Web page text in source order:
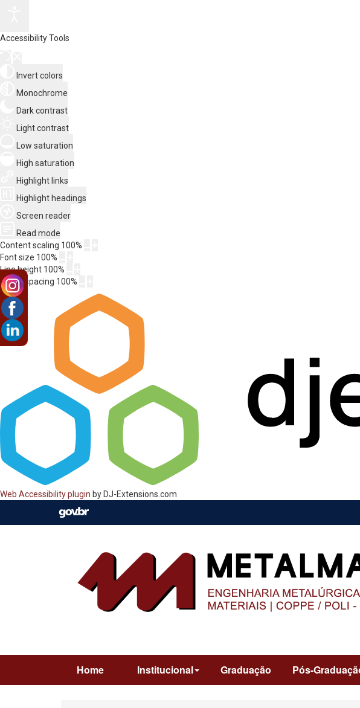
Accessibility Tools
Invert colors
Monochrome
Dark contrast
Light contrast
Low saturation
High saturation
Highlight links
Highlight headings
Screen reader
Read mode
Content scaling 100%
Font size 100%
Line height 100%
Letter spacing 100%
Web Accessibility plugin by DJ-Extensions.com
Home Institucional Graduação Pós-